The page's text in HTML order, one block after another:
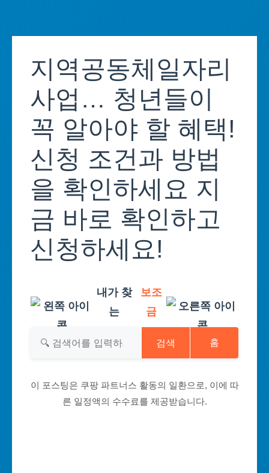
content지역공동체일자리
사업… 청년들이
꼭 알아야 할 혜택!
신청 조건과 방법
을 확인하세요 지
금 바로 확인하고
신청하세요!
내가 찾
는
보조
금
검색 홈
이 포스팅은 쿠팡 파트너스 활동의 일환으로, 이에 따
른 일정액의 수수료를 제공받습니다.